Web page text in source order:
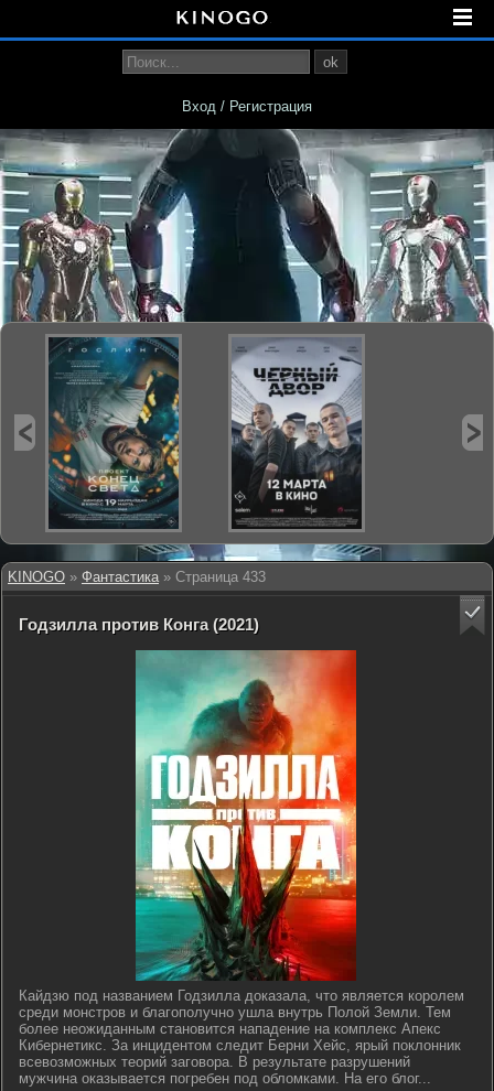
KINOGO » Фантастика» Страница 433
Годзилла против Конга (2021)
Кайдзю под названием Годзилла доказала, что является королем
среди монстров и благополучно ушла внутрь Полой Земли. Тем
более неожиданным становится нападение на комплекс Апекс
Кибернетикс. За инцидентом следит Берни Хейс, ярый поклонник
всевозможных теорий заговора. В результате разрушений
мужчина оказывается погребен под обломками. На его блог...
ok
Вход / Регистрация